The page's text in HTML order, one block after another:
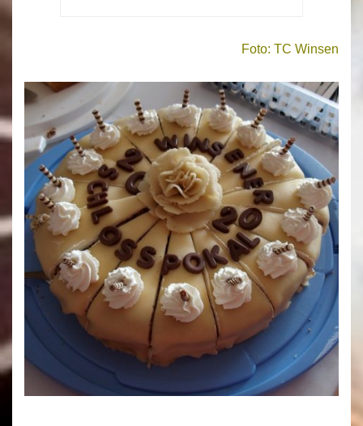
Foto: TC Winsen